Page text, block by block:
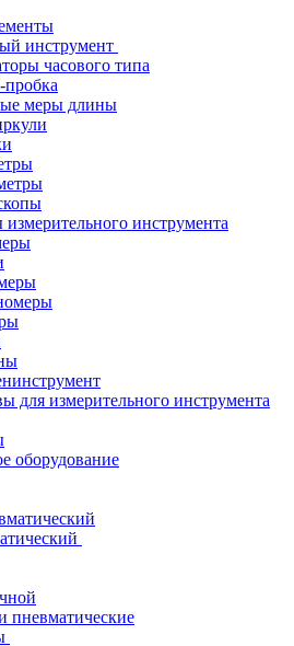
инструмент
часового типа
меры длины
инструмента
для измерительного инструмента
оборудование
пневматические